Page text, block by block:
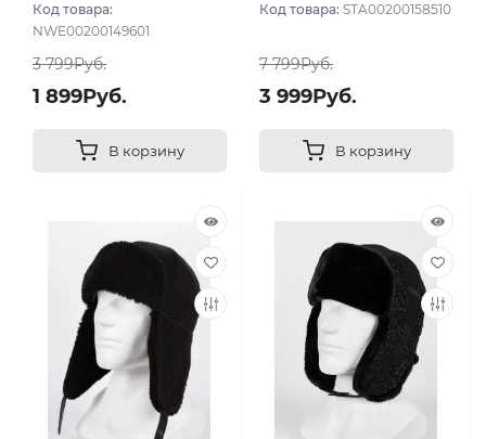
Код товара:
NWE00200149601
3 799Руб.
1 899Руб.
В корзину
Код товара: STA00200158510
7 799Руб.
3 999Руб.
В корзину